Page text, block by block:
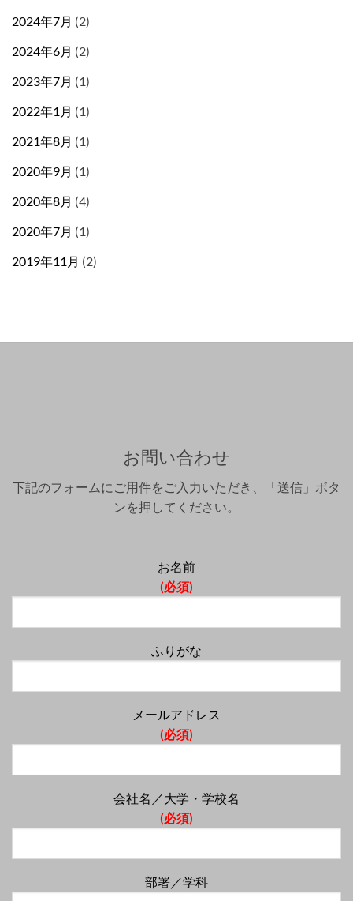
2024年7月 (2)
2024年6月 (2)
2023年7月 (1)
2022年1月 (1)
2021年8月 (1)
2020年9月 (1)
2020年8月 (4)
2020年7月 (1)
2019年11月 (2)
お問い合わせ
下記のフォームにご用件をご入力いただき、「送信」ボタ
ンを押してください。
お名前
(必須)
ふりがな
メールアドレス
(必須)
会社名／大学・学校名
(必須)
部署／学科